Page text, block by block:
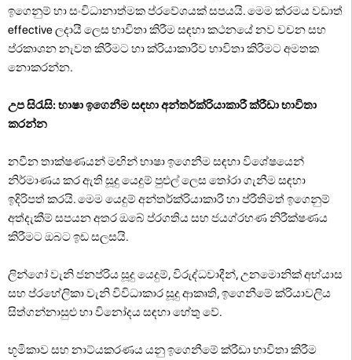
ඉගෙනුම් හා සංවිධානාත්මක ප්රවේශයක් සපයයි. මෙම ක්රමය වඩාත්
effective ලදායී ලෙස භාවිතා කිරීම සඳහා කථනයේ නව වචන සහ
ප්රකාශන නැවත කිරීමට හා ක්රියාකාරීව භාවිතා කිරීමට අමතක
නොකරන්න.
උප සිරැසි: භාෂා ඉගෙනීම සඳහා අන්තර්ක්රියාකාරී ක්රීඩා භාවිතා
කරන්න
නවීන තාක්ෂණයන් මඟින් භාෂා ඉගෙනීම සඳහා විශේෂයෙන්
නිර්මාණය කර ඇති සූදු යෙදුම් පුළුල් ලෙස තෝරා ගැනීම සඳහා
ඉදිරිපත් කරයි. මෙම යෙදුම් අන්තර්ක්රියාකාරී හා ප්රීතිමත් ඉගෙනුම්
අත්දැකීම් සපයන අතර ඔබේ ප්රගතිය සහ ජයග්රහණ නිරීක්ෂණය
කිරීමට ඔබට ඉඩ සලසයි.
ලින්ගෝ වැනි ජනප්රිය සූදු යෙදුම්, විරුද්ධවාදීන්, උනමොනික් අභ්යාස
සහ ප්රහේලිකා වැනි විවිධාකාර සූදු ආකෘති, ඉගෙනීමේ ක්රියාවලිය
සිත්ගන්නාසුළු හා විනෝදය සඳහා හේතු වේ.
භූමිකාව සහ නාට්යකරණය යනු ඉගෙනීමේ ක්රීඩා භාවිතා කිරීම